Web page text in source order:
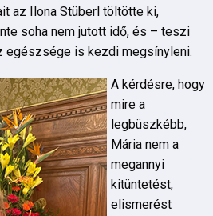
az Ilona Stüberl töltötte ki,
soha nem jutott idő, és – teszi
egészsége is kezdi megsínyleni.
A kérdésre, hogy
mire a
legbüszkébb,
Mária nem a
megannyi
kitüntetést,
elismerést